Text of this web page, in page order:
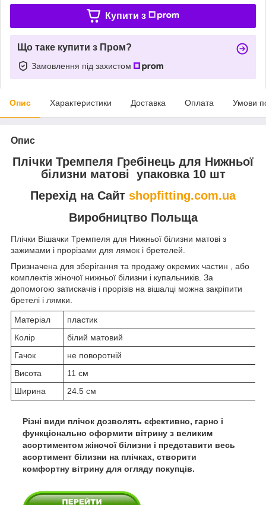
Купити з
Що таке купити з Пром?
Замовлення під захистом
Опис Характеристики Доставка Оплата Умови
Опис
Плічки Тремпеля Гребінець для Нижньої
білизни матові упаковка 10 шт
Перехід на Сайт shopfitting.com.ua
Виробництво Польща
Плічки Вішачки Тремпеля для Нижньої білизни матові з
зажимами і прорізами для лямок і бретелей.
Призначена для зберігання та продажу окремих частин , або
комплектів жіночої нижньої білизни і купальників. За
допомогою затискачів і прорізів на вішалці можна закріпити
бретелі і лямки.
Матеріал
пластик
Колір
білий матовий
Гачок
не поворотній
Висота
11 см
Ширина
24.5 см
Різні види плічок дозволять єфективно, гарно і
функціонально оформити вітрину з великим
асортиментом жіночої білизни і представити весь
асортимент білизни на плічках, створити
комфортну вітрину для огляду покупців.